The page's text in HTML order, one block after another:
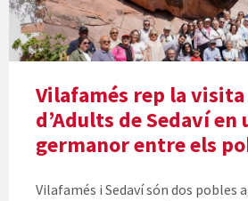
Vilafamés rep la visita
d’Adults de Sedaví
germanor entre els
Vilafamés i Sedaví són dos pobles